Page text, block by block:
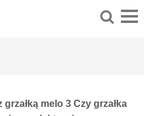
melo 3 Czy grzałka